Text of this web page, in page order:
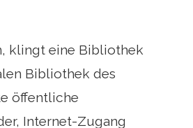
klingt eine Bibliothek
Bibliothek des
öffentliche
Internet-Zugang